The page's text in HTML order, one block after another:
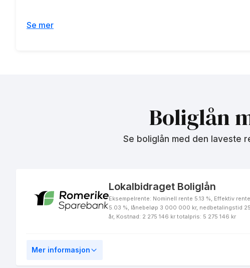
Se mer
Boliglån
Se boliglån med den laveste
Lokalbidraget Boliglån
Eksempelrente: Nominell rente 5.13 %, Effektiv rente
5.03 %, lånebeløp 3 000 000 kr, nedbetalingstid 25
år, Kostnad: 2 275 146 kr totalpris: 5 275 146 kr
Mer informasjon